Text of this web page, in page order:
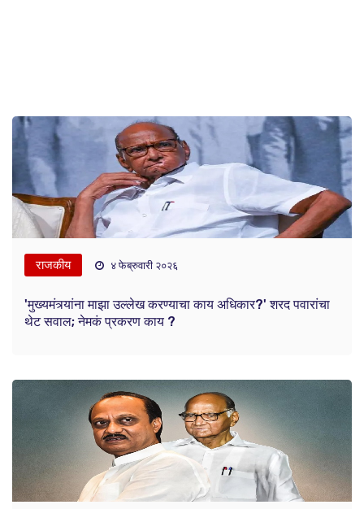
राजकीय ४ फेब्रुवारी २०२६
'मुख्यमंत्र्यांना माझा उल्लेख करण्याचा काय अधिकार?' शरद पवारांचा
थेट सवाल; नेमकं प्रकरण काय ?